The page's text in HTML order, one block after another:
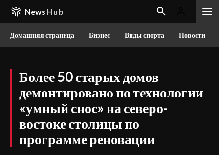
News Hub
Домашняя страница Бизнес Виды спорта Новости
Более 50 старых домов
демонтировано по технологии
«умный снос» на северо-
востоке столицы по
программе реновации